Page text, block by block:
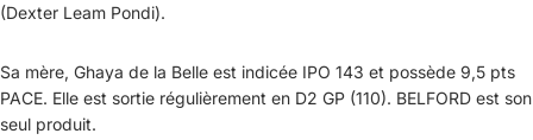
(Dexter Leam Pondi).
Sa mère, Ghaya de la Belle est indicée IPO 143 et possède 9,5 pts
PACE. Elle est sortie régulièrement en D2 GP (110). BELFORD est son
seul produit.